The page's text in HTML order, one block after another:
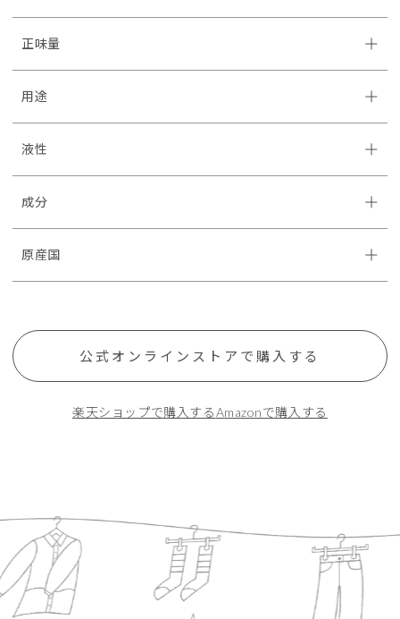
正味量
用途
液性
成分
原産国
公式オンラインストアで購入する
楽天ショップで購入するAmazonで購入する